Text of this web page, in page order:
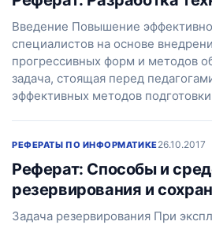
Введение Повышение
специалистов на основе
прогрессивных форм и методов
задача, стоящая перед
эффективных методов
РЕФЕРАТЫ ПО ИНФОРМАТИКЕ26.10.2017
Реферат: Способы и
резервирования и
Задача резервирования При